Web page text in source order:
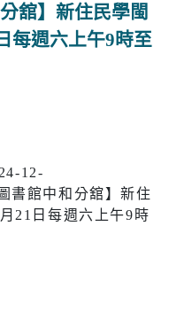
舘】新住民學閩
每週六上午9時至
12-
館中和分舘】新住
21日每週六上午9時